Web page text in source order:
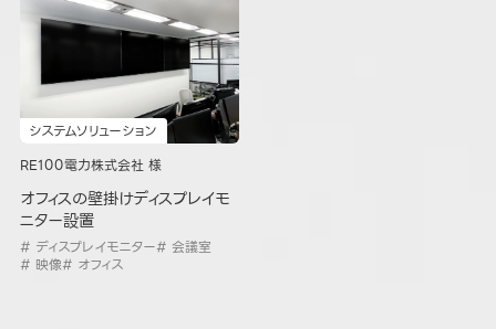
システムソリューション
RE100電力株式会社 様
オフィスの壁掛けディスプレイモ
ニター設置
# ディスプレイモニター# 会議室
# 映像# オフィス